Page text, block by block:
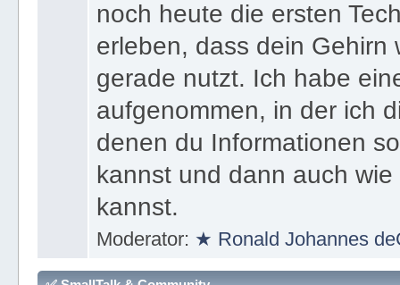
noch heute die ersten
erleben, dass dein Gehirn
gerade nutzt. Ich habe
aufgenommen, in der ich
denen du Informationen
kannst und dann auch
kannst.
Moderator: ★ Ronald Johannes